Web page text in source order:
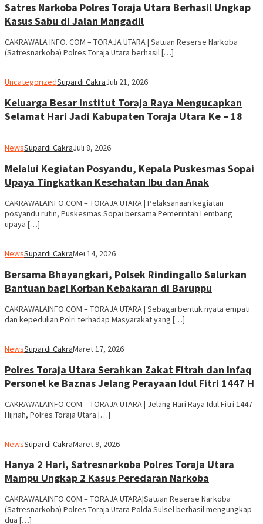
Satres Narkoba Polres Toraja Utara Berhasil Ungkap
Kasus Sabu di Jalan Mangadil
CAKRAWALA INFO. COM – TORAJA UTARA | Satuan Reserse Narkoba
(Satresnarkoba) Polres Toraja Utara berhasil […]
UncategorizedSupardi CakraJuli 21, 2026
Keluarga Besar Institut Toraja Raya Mengucapkan
Selamat Hari Jadi Kabupaten Toraja Utara Ke – 18
NewsSupardi CakraJuli 8, 2026
Melalui Kegiatan Posyandu, Kepala Puskesmas Sopai
Upaya Tingkatkan Kesehatan Ibu dan Anak
CAKRAWALAINFO.COM – TORAJA UTARA | Pelaksanaan kegiatan
posyandu rutin, Puskesmas Sopai bersama Pemerintah Lembang
upaya […]
NewsSupardi CakraMei 14, 2026
Bersama Bhayangkari, Polsek Rindingallo Salurkan
Bantuan bagi Korban Kebakaran di Baruppu
CAKRAWALAINFO.COM – TORAJA UTARA | Sebagai bentuk nyata empati
dan kepedulian Polri terhadap Masyarakat yang […]
NewsSupardi CakraMaret 17, 2026
Polres Toraja Utara Serahkan Zakat Fitrah dan Infaq
Personel ke Baznas Jelang Perayaan Idul Fitri 1447 H
CAKRAWALAINFO.COM – TORAJA UTARA | Jelang Hari Raya Idul Fitri 1447
Hijriah, Polres Toraja Utara […]
NewsSupardi CakraMaret 9, 2026
Hanya 2 Hari, Satresnarkoba Polres Toraja Utara
Mampu Ungkap 2 Kasus Peredaran Narkoba
CAKRAWALAINFO.COM – TORAJA UTARA|Satuan Reserse Narkoba
(Satresnarkoba) Polres Toraja Utara Polda Sulsel berhasil mengungkap
dua […]